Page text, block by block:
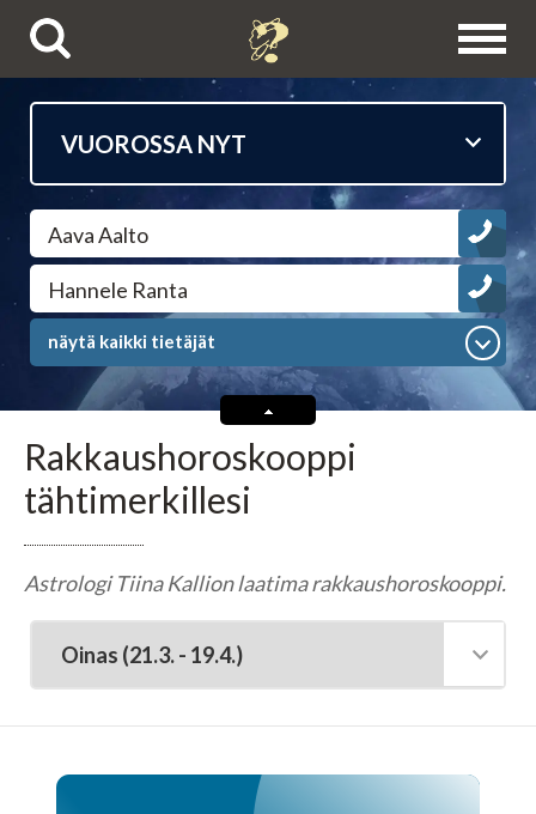
Puhelinpalvelut
Tietäjien esittelyt
Astrologit
Ennustajat
Selvänäkijät
Tarot-tulkitsijat tulkitsevat tarotkortteja
Enkelikorttitulkitsijat
Unien tulkitsijat tulkitsevat unet
Aava Aalto
Hannele Ranta
näytä kaikki tietäjät
Rakkaushoroskooppi
tähtimerkillesi
Astrologi Tiina Kallion laatima rakkaushoroskooppi.